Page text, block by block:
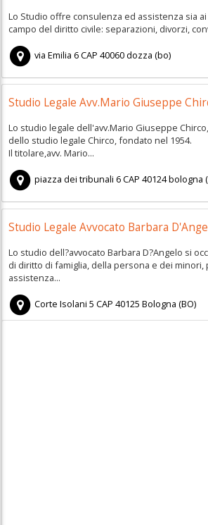
Lo Studio offre consulenza ed assistenza sia
campo del diritto civile: separazioni, divorzi,
via Emilia 6CAP40060dozza (bo)
Studio Legale Avv.Mario Giuseppe
Lo studio legale dell'avv.Mario Giuseppe
dello studio legale Chirco, fondato nel 1954.
Il titolare,avv. Mario...
piazza dei tribunali 6CAP40124bologna (
Studio Legale Avvocato Barbara
Lo studio dell?avvocato Barbara D?Angelo si
di diritto di famiglia, della persona e dei minori,
assistenza...
Corte Isolani 5 CAP40125 Bologna (BO)